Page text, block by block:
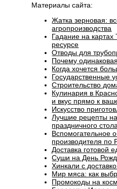
Материалы сайта:
Жатка зерновая:
агропроизводства
Гадание на
ресурсе
Отводы для
Почему
Когда хочется
Государственные
Строительство
Кулинария в
и вкус прямо к
Искусство
Лучшие рецепты
праздничного
Вспомогательное
производителя по
Доставка готовой
Суши на День
Хинкали с
Мир мяса: как
Промокоды на